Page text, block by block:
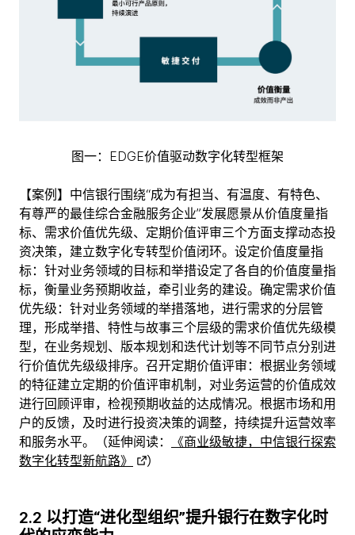
图一：EDGE价值驱动数字化转型框架
【案例】中信银行围绕“成为有担当、有温度、有特色、
有尊严的最佳综合金融服务企业”发展愿景从价值度量指
标、需求价值优先级、定期价值评审三个方面支撑动态投
资决策，建立数字化专转型价值闭环。设定价值度量指
标：针对业务领域的目标和举措设定了各自的价值度量指
标，衡量业务预期收益，牵引业务的建设。确定需求价值
优先级：针对业务领域的举措落地，进行需求的分层管
理，形成举措、特性与故事三个层级的需求价值优先级模
型，在业务规划、版本规划和迭代计划等不同节点分别进
行价值优先级级排序。召开定期价值评审：根据业务领域
的特征建立定期的价值评审机制，对业务运营的价值成效
进行回顾评审，检视预期收益的达成情况。根据市场和用
户的反馈，及时进行投资决策的调整，持续提升运营效率
和服务水平。（延伸阅读：
《商业级敏捷，中信银行探索
数字化转型新航路》
）
2.2 以打造“进化型组织”提升银行在数字化时